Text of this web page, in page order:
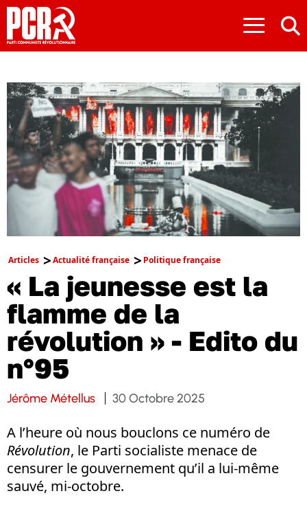
≡
Articles Actualité française Politique française
« La jeunesse est la
flamme de la
révolution » - Edito du
n°95
Jérôme Métellus 30 Octobre 2025
A l’heure où nous bouclons ce numéro de
Révolution, le Parti socialiste menace de
censurer le gouvernement qu’il a lui-même
sauvé, mi-octobre.